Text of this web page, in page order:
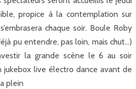
propice à la contemplation sur
chaque soir. Boule Roby
pu entendre, pas loin, mais chut…)
la grande scène le 6 au soir
jukebox live électro dance avant de
plein